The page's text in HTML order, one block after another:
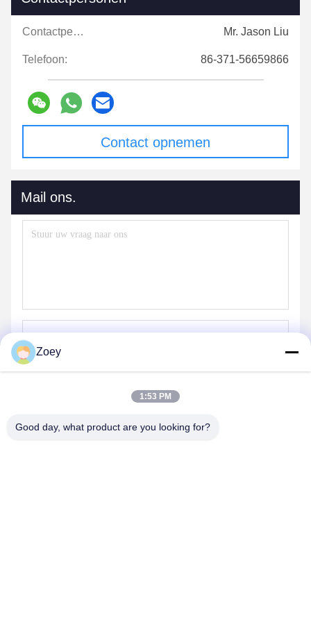
Contactpersonen: Mr. Jason Liu
Telefoon: 86-371-56659866
Contact opnemen
Mail ons.
Zoey
1:53 PM
Good day, what product are you looking for?